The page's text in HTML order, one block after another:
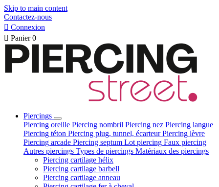
Skip to main content
Contactez-nous
 Connexion
 Panier 0
Piercings
Piercing oreille Piercing nombril Piercing nez Piercing langue
Piercing téton Piercing plug, tunnel, écarteurPiercing lèvre
Piercing arcade Piercing septum Lot piercing Faux piercing
Autres piercings Types de piercings Matériaux des piercings
Piercing cartilage hélix
Piercing cartilage barbell
Piercing cartilage anneau